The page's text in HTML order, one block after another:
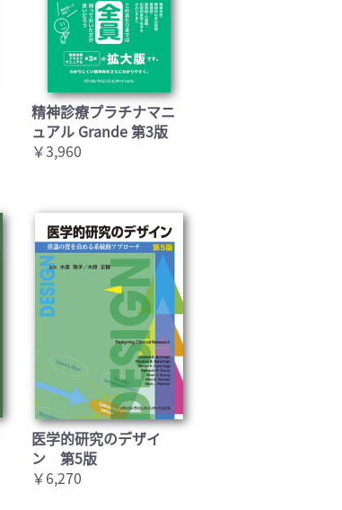
精神診療プラチナマニ
ュアル Grande 第3版
￥3,960
医学的研究のデザイ
ン 第5版
￥6,270